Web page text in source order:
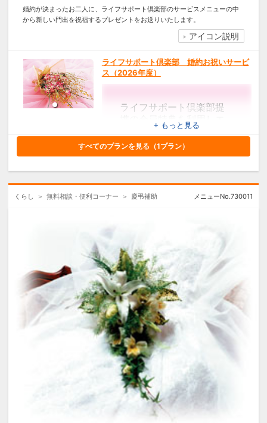
婚約が決まったお二人に、ライフサポート倶楽部のサービスメニューの中
から新しい門出を祝福するプレゼントをお送りいたします。
アイコン説明
ライフサポート倶楽部 婚約お祝いサービ
ス（2026年度）
ライフサポート倶楽部提
携の会員特典を利用しエ
ンゲージリングまたはマ
リッジリングを購入され
た方
メニューNo.730312 4℃ BRIDAL
メニューNo.720103 アイプリモ
メニューNo.720108 銀座ダイヤ
モンドシライシ
メニューNo.720109 エクセルコ
ダイヤモンド
※各ブランド対象店舗が限られてい
る場合がございます。各ページよ
りご確認ください。
【対象となる方】
※2026年4月以降に上記対象サービ
スの会員特典を利用しエンゲージ
リングまたはマリッジリングをご
購入された方
※特典申請期限 お受取日より1か
+ もっと見る
すべてのプランを見る（1プラン）
くらし 無料相談・便利コーナー 慶弔補助 メニューNo.730011